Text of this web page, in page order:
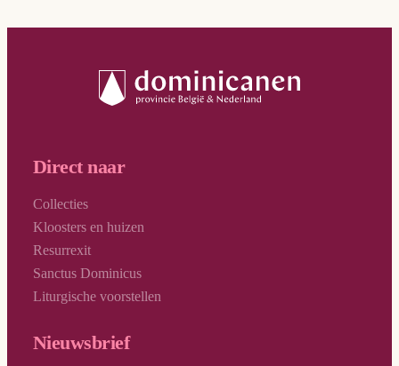
Direct naar
Collecties
Kloosters en huizen
Resurrexit
Sanctus Dominicus
Liturgische voorstellen
Nieuwsbrief